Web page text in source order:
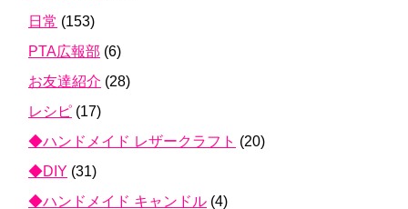
日常 (153)
PTA広報部 (6)
お友達紹介 (28)
レシピ (17)
◆ハンドメイド レザークラフト (20)
◆DIY (31)
◆ハンドメイド キャンドル (4)